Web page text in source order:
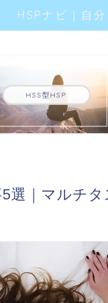
HSPナビ｜自
HSS型HSP
選｜マルチ